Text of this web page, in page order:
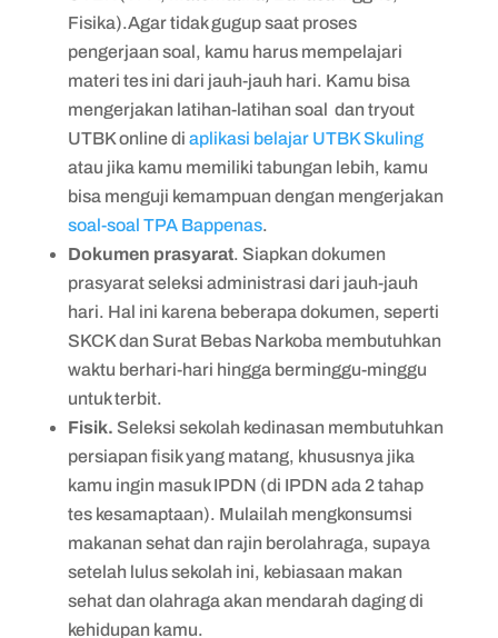
Fisika).Agar tidak gugup saat proses
pengerjaan soal, kamu harus mempelajari
materi tes ini dari jauh-jauh hari. Kamu bisa
mengerjakan latihan-latihan soal dan tryout
UTBK online di aplikasi belajar UTBK Skuling
atau jika kamu memiliki tabungan lebih, kamu
bisa menguji kemampuan dengan mengerjakan
soal-soal TPA Bappenas.
Dokumen prasyarat. Siapkan dokumen
prasyarat seleksi administrasi dari jauh-jauh
hari. Hal ini karena beberapa dokumen, seperti
SKCK dan Surat Bebas Narkoba membutuhkan
waktu berhari-hari hingga berminggu-minggu
untuk terbit.
Fisik. Seleksi sekolah kedinasan membutuhkan
persiapan fisik yang matang, khususnya jika
kamu ingin masuk IPDN (di IPDN ada 2 tahap
tes kesamaptaan). Mulailah mengkonsumsi
makanan sehat dan rajin berolahraga, supaya
setelah lulus sekolah ini, kebiasaan makan
sehat dan olahraga akan mendarah daging di
kehidupan kamu.